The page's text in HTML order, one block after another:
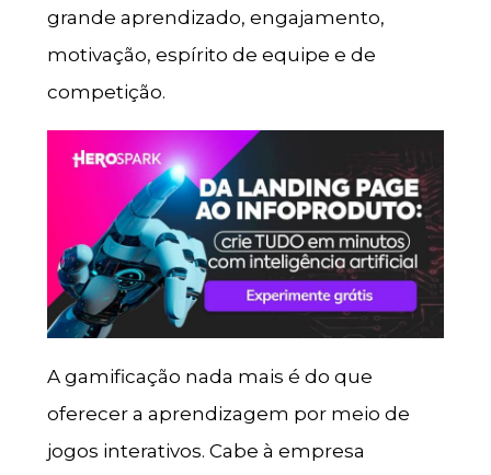
grande aprendizado, engajamento,
motivação, espírito de equipe e de
competição.
A gamificação nada mais é do que
oferecer a aprendizagem por meio de
jogos interativos. Cabe à empresa